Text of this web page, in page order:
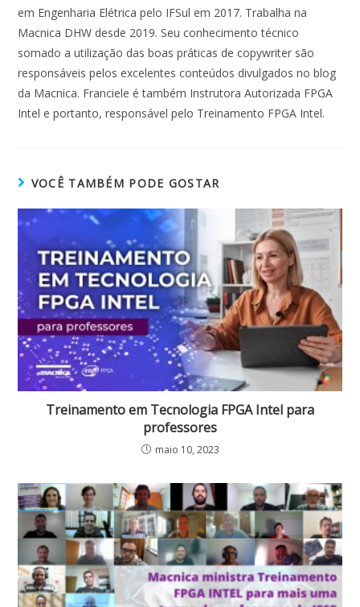
em Engenharia Elétrica pelo IFSul em 2017. Trabalha na
Macnica DHW desde 2019. Seu conhecimento técnico
somado a utilização das boas práticas de copywriter são
responsáveis pelos excelentes conteúdos divulgados no blog
da Macnica. Franciele é também Instrutora Autorizada FPGA
Intel e portanto, responsável pelo Treinamento FPGA Intel.
VOCÊ TAMBÉM PODE GOSTAR
Treinamento em Tecnologia FPGA Intel para
professores
maio 10, 2023